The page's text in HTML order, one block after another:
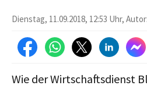
Dienstag, 11.09.2018, 12:53 Uhr, Autor:
Wie der Wirtschaftsdienst